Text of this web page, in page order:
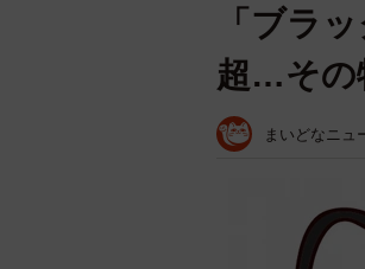
「ブラ
超…その
まいどなニュ